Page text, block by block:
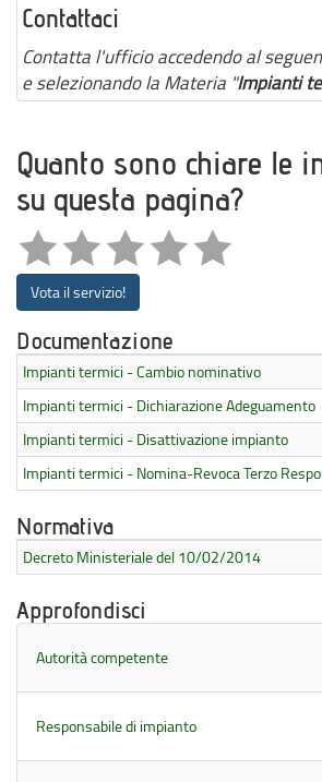
Contattaci
Contatta l'ufficio accedendo al
e selezionando la Materia "Impianti
Quanto sono chiare le
su questa pagina?
Vota il servizio!
Documentazione
Impianti termici - Cambio nominativo
Impianti termici - Dichiarazione Adeguamento
Impianti termici - Disattivazione impianto
Impianti termici - Nomina-Revoca Terzo
Normativa
Decreto Ministeriale del 10/02/2014
Approfondisci
Autorità competente
Responsabile di impianto